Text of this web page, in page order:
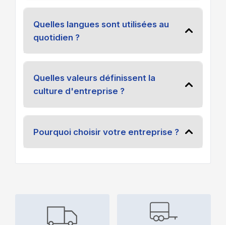
Quelles langues sont utilisées au
quotidien ?
Quelles valeurs définissent la
culture d'entreprise ?
Pourquoi choisir votre entreprise ?